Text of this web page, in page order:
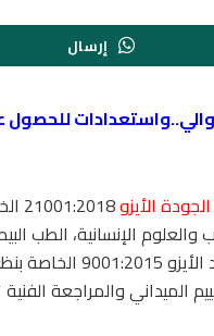
إرسال
للمرة السابعة على
الأيزو
الإنسانية، الطب
والتمريض، بالإضافة إلى إدارة
الميداني والمراجعة